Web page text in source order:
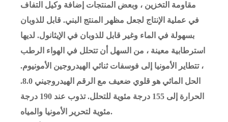
مقاومة التخزين ، وبعض المنتجات إضافة وكيل التفاف
في عملية الإنتاج لجعل مظهر المنتج البني. قابل للذوبان
بسهولة في الماء وغير قابل للذوبان في الإيثانول. لديها
استرطابية معينة ، من السهل أن تتحلل في الهواء الرطب
، تتطاير الأمونيا إلى فوسفات ثنائي الهيدروجين الأمونيوم.
الحل المائي هو قلوي ضعيف مع الرقم الهيدروجيني 8.0.
الحرارة إلى 155 درجة مئوية للتحلل. تذوب عند 190 درجة
مئوية لتحرير الأمونيا والمياه.